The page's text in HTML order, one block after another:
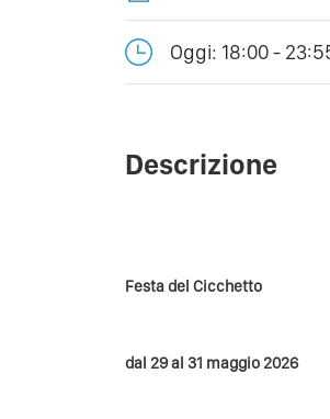
Oggi: 18:00 -
Descrizione
Festa del Cicchetto
dal 29 al 31 maggio 2026